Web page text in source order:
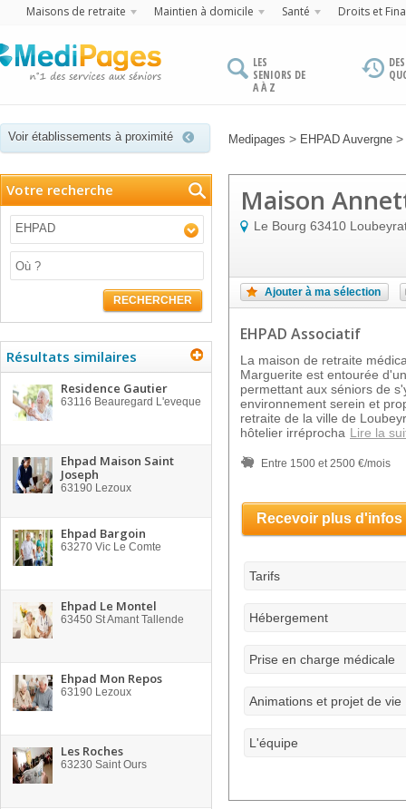
Maisons de retraite Maintien à domicile Santé Droits et
LES
SENIORS DE
A À Z
Voir établissements à proximité Medipages > EHPAD Auvergne >
Votre recherche
EHPAD
RECHERCHER
Résultats similaires
Residence Gautier
63116 Beauregard L'eveque
Ehpad Maison Saint
Joseph
63190 Lezoux
Ehpad Bargoin
63270 Vic Le Comte
Ehpad Le Montel
63450 St Amant Tallende
Ehpad Mon Repos
63190 Lezoux
Les Roches
63230 Saint Ours
Maison
Le Bourg 63410
Ajouter à ma sélection
EHPAD Associatif
La maison de retraite
Marguerite est entourée
permettant aux séniors de
environnement serein et
retraite de la ville de
hôtelier irréprocha Lire la
Entre 1500 et 2500 €/mois
Recevoir plus d'infos
Tarifs
Hébergement
Prise en charge médicale
Animations et projet de vie
L'équipe